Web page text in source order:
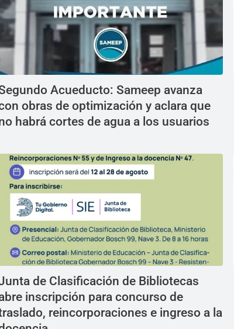
Acueducto: Sameep avanza
obras de optimización y aclara que
habrá cortes de agua a los usuarios
de Clasificación de Bibliotecas
inscripción para concurso de
reincorporaciones e ingreso a la